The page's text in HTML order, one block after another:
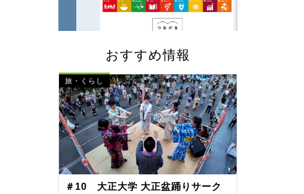
おすすめ情報
旅・くらし
＃10 大正大学 大正盆踊りサーク